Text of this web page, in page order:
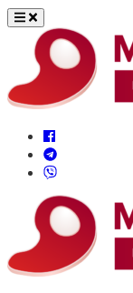
Перейти
вмісту